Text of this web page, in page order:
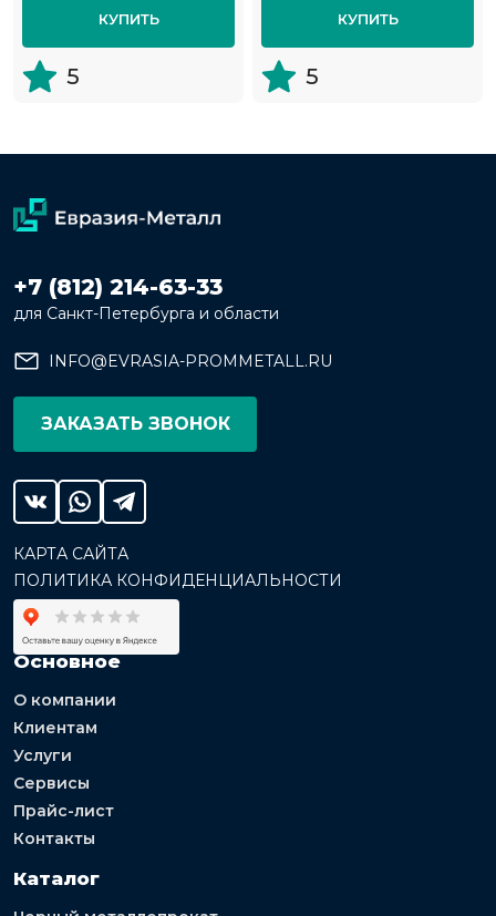
КУПИТЬ
5
КУПИТЬ
5
+7 (812) 214-63-33
для Санкт-Петербурга и области
INFO@EVRASIA-PROMMETALL.RU
ЗАКАЗАТЬ ЗВОНОК
КАРТА САЙТА
ПОЛИТИКА КОНФИДЕНЦИАЛЬНОСТИ
Основное
О компании
Клиентам
Услуги
Сервисы
Прайс-лист
Контакты
Каталог